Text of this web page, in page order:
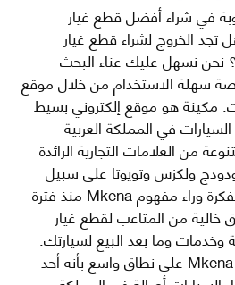
شراء أفضل قطع غيار
تجد الخروج لشراء قطع غيار
نحن نسهل عليك عناء البحث
سهلة الاستخدام من خلال موقع
مكينة هو موقع إلكتروني بسيط
في المملكة العربية
من العلامات التجارية الرائدة
ولكزس وتويوتا على سبيل
المثال لا الحصر. نشأت الفكرة وراء مفهوم Mkena منذ فترة
من المتاعب لقطع غيار
وخدمات وما بعد البيع لسيارتك.
ومنذ ذلك الحين ، اشتهر Mkena على نطاق واسع بأنه أحد